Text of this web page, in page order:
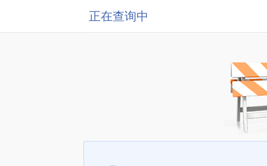
正在查询中